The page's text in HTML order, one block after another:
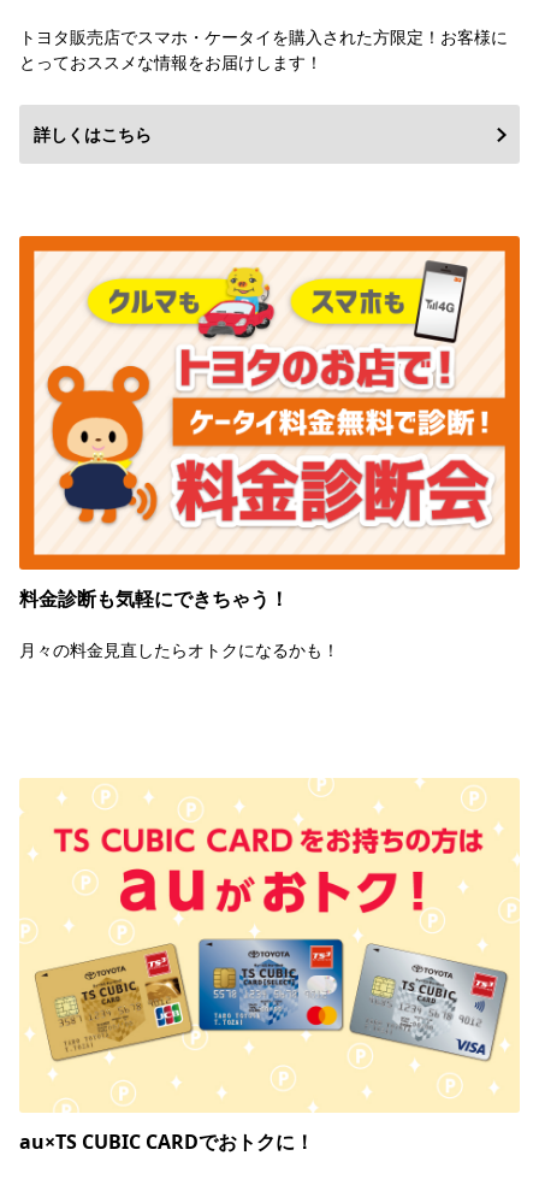
トヨタ販売店でスマホ・ケータイを購入された方限定！お客様に
とっておススメな情報をお届けします！
詳しくはこちら
料金診断も気軽にできちゃう！
月々の料金見直したらオトクになるかも！
au×TS CUBIC CARDでおトクに！